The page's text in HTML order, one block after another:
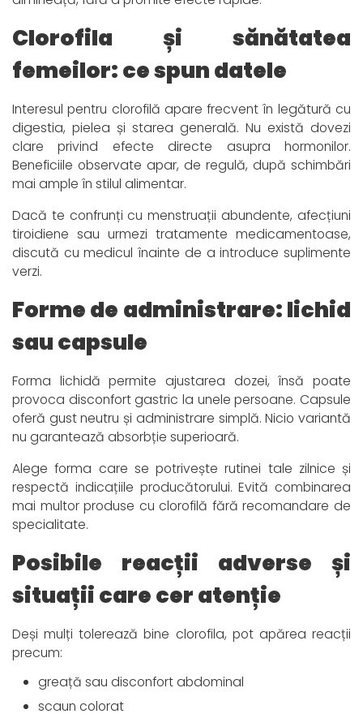
Clorofila și sănătatea
femeilor: ce spun datele
Interesul pentru clorofilă apare frecvent în legătură cu
digestia, pielea și starea generală. Nu există dovezi
clare privind efecte directe asupra hormonilor.
Beneficiile observate apar, de regulă, după schimbări
mai ample în stilul alimentar.
Dacă te confrunți cu menstruații abundente, afecțiuni
tiroidiene sau urmezi tratamente medicamentoase,
discută cu medicul înainte de a introduce suplimente
verzi.
Forme de administrare: lichid
sau capsule
Forma lichidă permite ajustarea dozei, însă poate
provoca disconfort gastric la unele persoane. Capsule
oferă gust neutru și administrare simplă. Nicio variantă
nu garantează absorbție superioară.
Alege forma care se potrivește rutinei tale zilnice și
respectă indicațiile producătorului. Evită combinarea
mai multor produse cu clorofilă fără recomandare de
specialitate.
Posibile reacții adverse și
situații care cer atenție
Deși mulți tolerează bine clorofila, pot apărea reacții
precum:
greață sau disconfort abdominal
scaun colorat